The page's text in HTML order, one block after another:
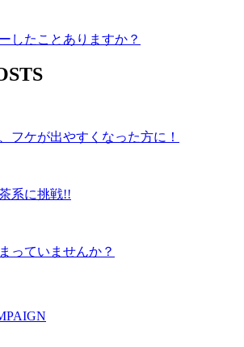
したことありますか？
フケが出やすくなった方に！
系に挑戦!!
っていませんか？